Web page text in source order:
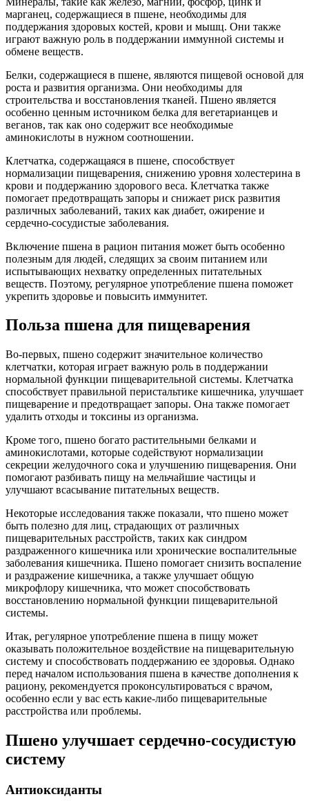
марганец, содержащиеся в пшене, необходимы для
поддержания здоровых костей, крови и мышц. Они также
играют важную роль в поддержании иммунной системы и
обмене веществ.
Белки, содержащиеся в пшене, являются пищевой основой для
роста и развития организма. Они необходимы для
строительства и восстановления тканей. Пшено является
особенно ценным источником белка для вегетарианцев и
веганов, так как оно содержит все необходимые
аминокислоты в нужном соотношении.
Клетчатка, содержащаяся в пшене, способствует
нормализации пищеварения, снижению уровня холестерина в
крови и поддержанию здорового веса. Клетчатка также
помогает предотвращать запоры и снижает риск развития
различных заболеваний, таких как диабет, ожирение и
сердечно-сосудистые заболевания.
Включение пшена в рацион питания может быть особенно
полезным для людей, следящих за своим питанием или
испытывающих нехватку определенных питательных
веществ. Поэтому, регулярное употребление пшена поможет
укрепить здоровье и повысить иммунитет.
Польза пшена для пищеварения
Во-первых, пшено содержит значительное количество
клетчатки, которая играет важную роль в поддержании
нормальной функции пищеварительной системы. Клетчатка
способствует правильной перистальтике кишечника, улучшает
пищеварение и предотвращает запоры. Она также помогает
удалить отходы и токсины из организма.
Кроме того, пшено богато растительными белками и
аминокислотами, которые содействуют нормализации
секреции желудочного сока и улучшению пищеварения. Они
помогают разбивать пищу на мельчайшие частицы и
улучшают всасывание питательных веществ.
Некоторые исследования также показали, что пшено может
быть полезно для лиц, страдающих от различных
пищеварительных расстройств, таких как синдром
раздраженного кишечника или хронические воспалительные
заболевания кишечника. Пшено помогает снизить воспаление
и раздражение кишечника, а также улучшает общую
микрофлору кишечника, что может способствовать
восстановлению нормальной функции пищеварительной
системы.
Итак, регулярное употребление пшена в пищу может
оказывать положительное воздействие на пищеварительную
систему и способствовать поддержанию ее здоровья. Однако
перед началом использования пшена в качестве дополнения к
рациону, рекомендуется проконсультироваться с врачом,
особенно если у вас есть какие-либо пищеварительные
расстройства или проблемы.
Пшено улучшает сердечно-сосудистую
систему
Антиоксиданты